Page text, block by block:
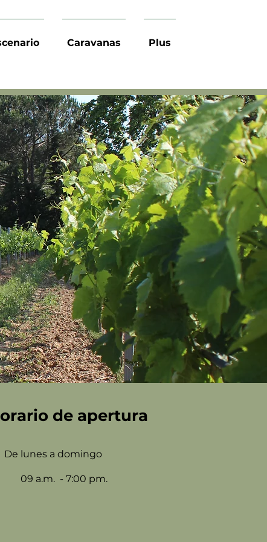
Caravanas Plus
de apertura
De lunes a domingo
09 a.m. - 7:00 pm.